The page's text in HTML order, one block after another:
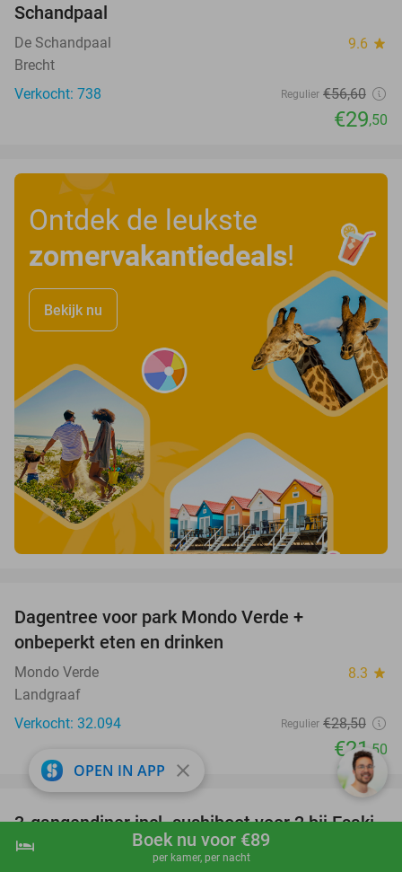
shopping_cart Boek nu
hotel Boek nu voor €89
per kamer, per nacht
Schandpaal
De Schandpaal 9.6 star
Brecht
Verkocht: 738
Regulier €56,60
€29,50
Ontdek de leukste
zomervakantiedeals!
Bekijk nu
Dagentree voor park Mondo Verde +
onbeperkt eten en drinken
Mondo Verde 8.3 star
Landgraaf
Verkocht: 32.094
Regulier €28,50
€21,50
49%
favorite_border
3-gangendiner incl. sushiboot voor 2 bij Esaki
Esaki Sushi Antwerpen
OPEN IN APP close